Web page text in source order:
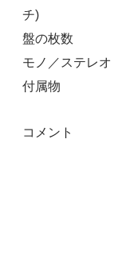
チ)
盤の枚数
モノ／ステレオ
付属物
コメント